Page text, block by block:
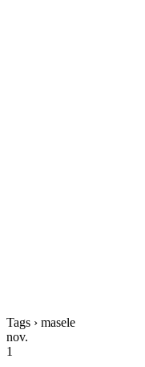
Tags › masele
nov.
1